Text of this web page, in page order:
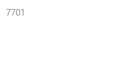
7701